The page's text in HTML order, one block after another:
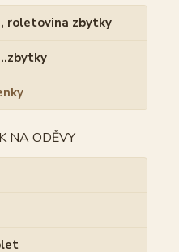
roletovina zbytky
NA ODĚVY